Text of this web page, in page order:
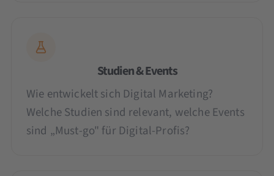
Studien & Events
Wie entwickelt sich Digital Marketing?
Welche Studien sind relevant, welche Events
sind „Must-go" für Digital-Profis?